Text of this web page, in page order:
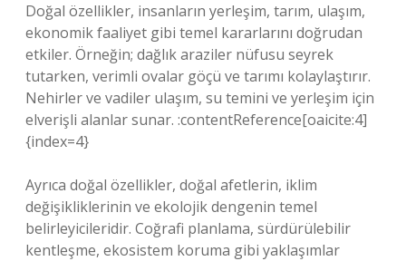
Doğal özellikler, insanların yerleşim, tarım, ulaşım,
ekonomik faaliyet gibi temel kararlarını doğrudan
etkiler. Örneğin; dağlık araziler nüfusu seyrek
tutarken, verimli ovalar göçü ve tarımı kolaylaştırır.
Nehirler ve vadiler ulaşım, su temini ve yerleşim için
elverişli alanlar sunar. :contentReference[oaicite:4]
{index=4}
Ayrıca doğal özellikler, doğal afetlerin, iklim
değişikliklerinin ve ekolojik dengenin temel
belirleyicileridir. Coğrafi planlama, sürdürülebilir
kentleşme, ekosistem koruma gibi yaklaşımlar